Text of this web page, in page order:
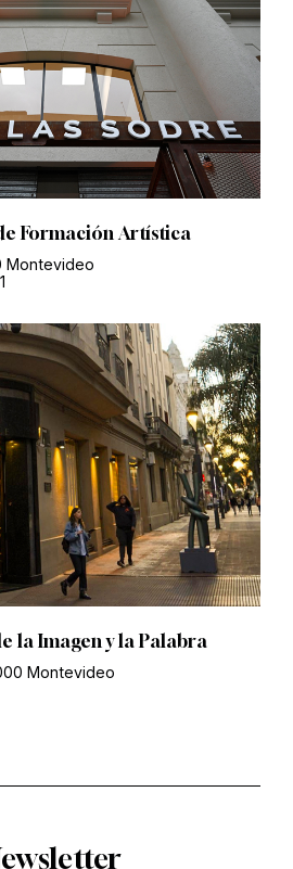
Formación Artística
Montevideo
la Imagen y la Palabra
Montevideo